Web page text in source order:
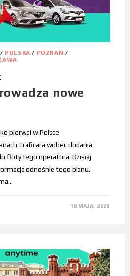
/ POLSKA / POZNAŃ /
nowe
pierwsi w Polsce
Traficara wobec dodania
floty tego operatora. Dzisiaj
odnośnie tego planu.
18 MAJA, 2020